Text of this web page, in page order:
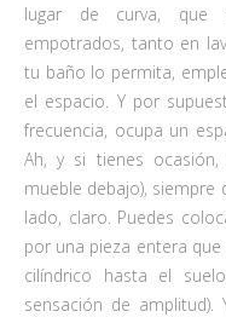
lugar de curva, que
empotrados, tanto en
tu baño lo permita,
el espacio. Y por
frecuencia, ocupa un
Ah, y si tienes
mueble debajo), siempre
lado, claro. Puedes
por una pieza entera
cilíndrico hasta el
sensación de